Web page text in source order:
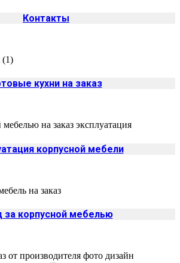
Контакты
кухни на заказ
корпусной мебели
за корпусной мебелью